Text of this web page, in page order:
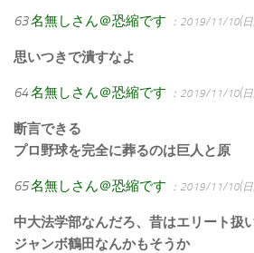
63名無しさん＠恐縮です ：2019/11/10(
思いつきで潰すなよ
64名無しさん＠恐縮です ：2019/11/10(
断言できる
プロ野球を完全に葬るのは巨人と原
65名無しさん＠恐縮です ：2019/11/10(
中大法学部なんだろ、昔はエリート扱
ジャンボ鶴田なんかもそうか